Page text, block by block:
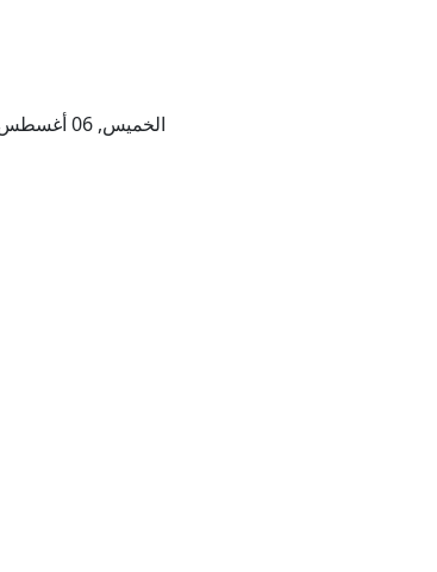
الخميس, 06 أغسطس 2026 – 23 صفر 1448 هـ